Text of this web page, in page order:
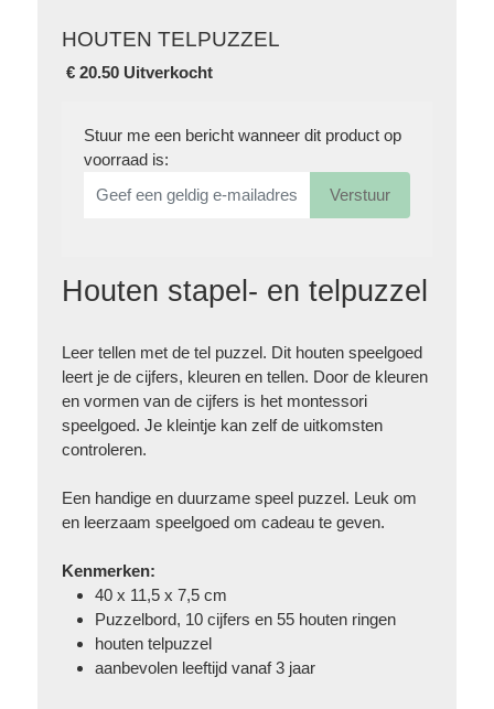
HOUTEN TELPUZZEL
€20.50 Uitverkocht
Stuur me een bericht wanneer dit product op
voorraad is:
Verstuur
Houten stapel- en telpuzzel
Leer tellen met de tel puzzel. Dit houten speelgoed
leert je de cijfers, kleuren en tellen. Door de kleuren
en vormen van de cijfers is het montessori
speelgoed. Je kleintje kan zelf de uitkomsten
controleren.
Een handige en duurzame speel puzzel. Leuk om
en leerzaam speelgoed om cadeau te geven.
Kenmerken:
40 x 11,5 x 7,5 cm
Puzzelbord, 10 cijfers en 55 houten ringen
houten telpuzzel
aanbevolen leeftijd vanaf 3 jaar